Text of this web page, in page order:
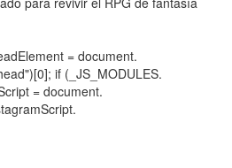
= document.
if (_JS_MODULES.
= document.